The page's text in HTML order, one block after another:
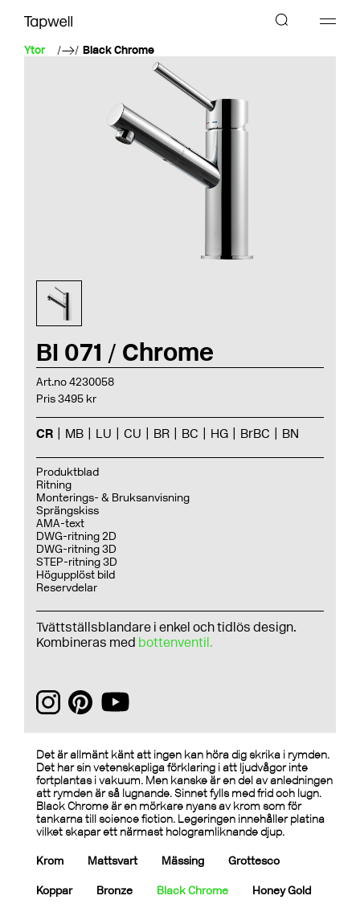
Ytor Black Chrome
BI 071 / Chrome
Art.no 4230058
Pris 3495 kr
CR MB LU CU BR BC HG BrBC BN
Produktblad
Ritning
Monterings- & Bruksanvisning
Sprängskiss
AMA-text
DWG-ritning 2D
DWG-ritning 3D
STEP-ritning 3D
Högupplöst bild
Reservdelar
Tvättställsblandare i enkel och tidlös design.
Kombineras med bottenventil.
Det är allmänt känt att ingen kan höra dig skrika i rymden.
Det har sin vetenskapliga förklaring i att ljudvågor inte
fortplantas i vakuum. Men kanske är en del av anledningen
att rymden är så lugnande. Sinnet fylls med frid och lugn.
Black Chrome är en mörkare nyans av krom som för
tankarna till science fiction. Legeringen innehåller platina
vilket skapar ett närmast hologramliknande djup.
Krom Mattsvart Mässing Grottesco
Koppar Bronze Black Chrome Honey Gold